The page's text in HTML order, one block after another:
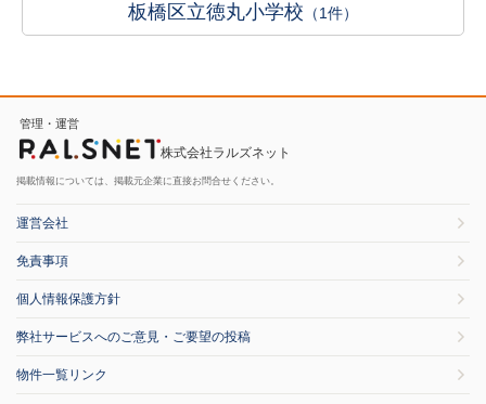
板橋区立徳丸小学校 （1件）
管理・運営
株式会社ラルズネット
掲載情報については、掲載元企業に直接お問合せください。
運営会社
免責事項
個人情報保護方針
弊社サービスへのご意見・ご要望の投稿
物件一覧リンク